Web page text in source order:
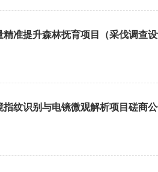
精准提升森林抚育项目（采伐调查
纹识别与电镜微观解析项目磋商